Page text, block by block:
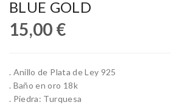
BLUE GOLD
15,00 €
. Anillo de Plata de Ley 925
. Baño en oro 18k
. Piedra: Turquesa